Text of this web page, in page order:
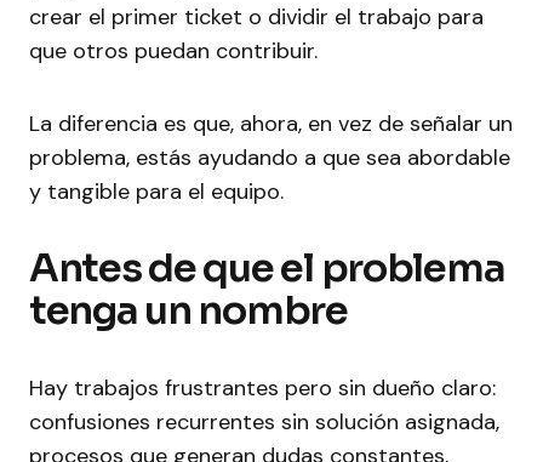
crear el primer ticket o dividir el trabajo para
que otros puedan contribuir.
La diferencia es que, ahora, en vez de señalar un
problema, estás ayudando a que sea abordable
y tangible para el equipo.
Antes de que el problema
tenga un nombre
Hay trabajos frustrantes pero sin dueño claro:
confusiones recurrentes sin solución asignada,
procesos que generan dudas constantes,